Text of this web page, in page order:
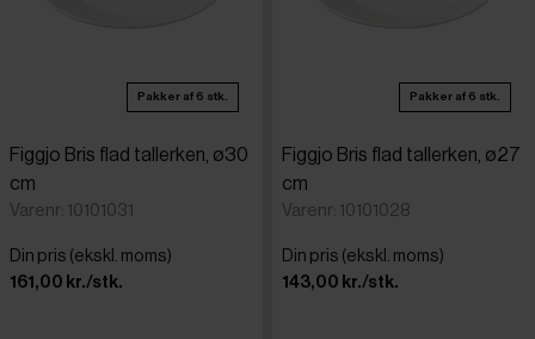
Pakker af 6 stk.
Figgjo Bris flad tallerken, ø30
cm
Varenr: 10101031
Din pris (ekskl. moms)
161,00 kr./stk.
Pakker af 6 stk.
Figgjo Bris flad tallerken, ø27
cm
Varenr: 10101028
Din pris (ekskl. moms)
143,00 kr./stk.